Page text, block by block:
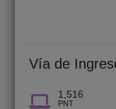
Vía de
1,516
PNT